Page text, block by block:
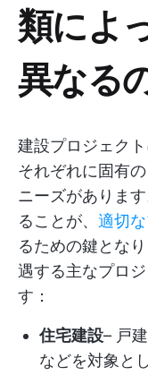
類によ
異なる
建設プロジェク
それぞれに固有
ニーズがありま
ることが、 適切
るための鍵とな
遇する主なプロ
す：
住宅建設– 戸
などを対象と